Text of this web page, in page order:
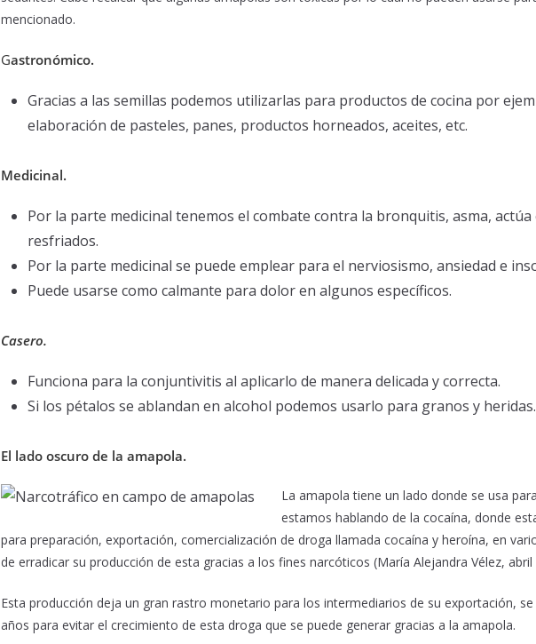
mencionado.
Gastronómico.
Gracias a las semillas podemos utilizarlas para productos de cocina por
elaboración de pasteles, panes, productos horneados, aceites, etc.
Medicinal.
Por la parte medicinal tenemos el combate contra la bronquitis, asma,
resfriados.
Por la parte medicinal se puede emplear para el nerviosismo, ansiedad e
Puede usarse como calmante para dolor en algunos específicos.
Casero.
Funciona para la conjuntivitis al aplicarlo de manera delicada y correcta.
Si los pétalos se ablandan en alcohol podemos usarlo para granos y heridas.
El lado oscuro de la amapola.
La amapola tiene un lado donde se usa
estamos hablando de la cocaína, donde
para preparación, exportación, comercialización de droga llamada cocaína y heroína, en
de erradicar su producción de esta gracias a los fines narcóticos (María Alejandra Vélez, abril
Esta producción deja un gran rastro monetario para los intermediarios de su exportación,
años para evitar el crecimiento de esta droga que se puede generar gracias a la amapola.